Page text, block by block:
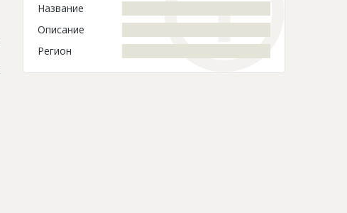
Название
Описание
Регион